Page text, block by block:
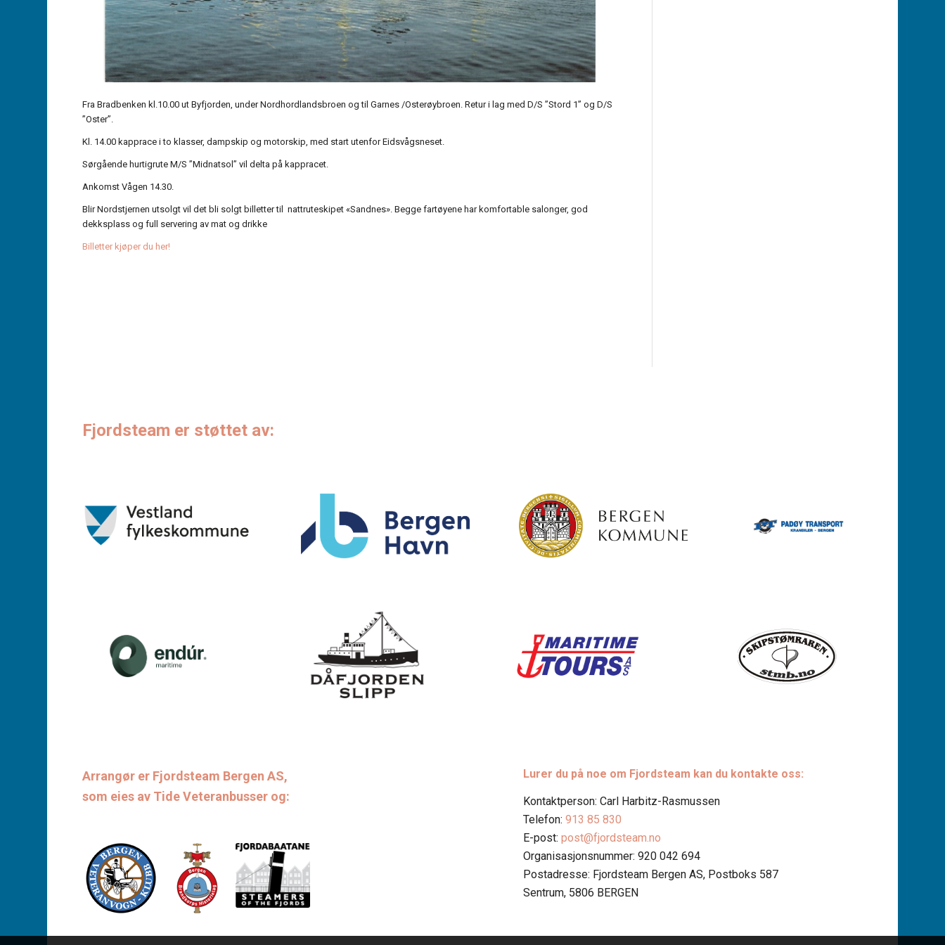
Fra Bradbenken kl.10.00 ut Byfjorden, under Nordhordlandsbroen og til Garnes /Osterøybroen. Retur i lag med D/S ”Stord 1” og D/S
”Oster”.
Kl. 14.00 kapprace i to klasser, dampskip og motorskip, med start utenfor Eidsvågsneset.
Sørgående hurtigrute M/S ”Midnatsol” vil delta på kappracet.
Ankomst Vågen 14.30.
Blir Nordstjernen utsolgt vil det bli solgt billetter til nattruteskipet «Sandnes». Begge fartøyene har komfortable salonger, god
dekksplass og full servering av mat og drikke
Billetter kjøper du her!
Fjordsteam er støttet av:
Arrangør er Fjordsteam Bergen AS,
som eies av Tide Veteranbusser og:
Lurer du på noe om Fjordsteam kan du kontakte oss:
Kontaktperson: Carl Harbitz-Rasmussen
Telefon:913 85 830
E-post:post@fjordsteam.no
Organisasjonsnummer: 920 042 694
Postadresse: Fjordsteam Bergen AS, Postboks 587
Sentrum, 5806 BERGEN